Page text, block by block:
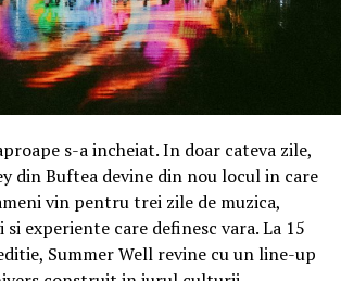
mare, achiziția de uniforme medicale
decât alegerea unor modele dintr-
despre materiale, croieli, coduri de
personalizare cu logo și
organiza livrări recurente către mai
o cerere mai mare pentru soluții
rezistența la utilizare repetată
organizației”, spuneAdrian Pătru,
s-a incheiat. In doar cateva zile,
din Buftea devine din nou locul in care
vin pentru trei zile de muzica,
experiente care definesc vara. La 15
Summer Well revine cu un line-up